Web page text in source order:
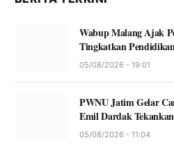
Wabup Malang Ajak
Tingkatkan
05/08/2026 - 19:01
PWNU Jatim Gelar
Emil Dardak
05/08/2026 - 11:04